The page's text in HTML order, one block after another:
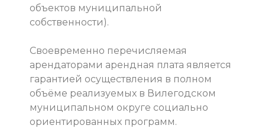
объектов муниципальной
собственности).
Своевременно перечисляемая
арендаторами арендная плата является
гарантией осуществления в полном
объёме реализуемых в Вилегодском
муниципальном округе социально
ориентированных программ.